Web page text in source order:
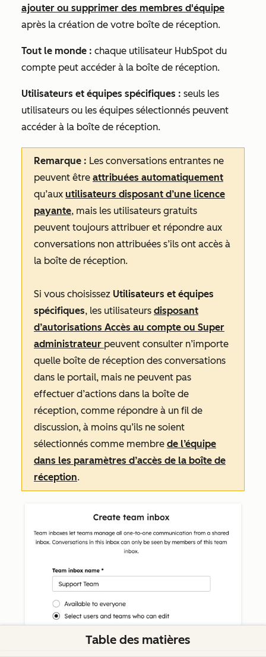
ajouter ou supprimer des membres d'équipe
après la création de votre boîte de réception.
Tout le monde : chaque utilisateur HubSpot du
compte peut accéder à la boîte de réception.
Utilisateurs et équipes spécifiques : seuls les
utilisateurs ou les équipes sélectionnés peuvent
accéder à la boîte de réception.
Remarque : Les conversations entrantes ne
peuvent être attribuées automatiquement
qu’aux utilisateurs disposant d’une licence
payante, mais les utilisateurs gratuits
peuvent toujours attribuer et répondre aux
conversations non attribuées s’ils ont accès à
la boîte de réception.
Si vous choisissez Utilisateurs et équipes
spécifiques, les utilisateurs disposant
d’autorisations Accès au compte ou Super
administrateur peuvent consulter n’importe
quelle boîte de réception des conversations
dans le portail, mais ne peuvent pas
effectuer d’actions dans la boîte de
réception, comme répondre à un fil de
discussion, à moins qu’ils ne soient
sélectionnés comme membre de l’équipe
dans les paramètres d’accès de la boîte de
réception.
Table des matières